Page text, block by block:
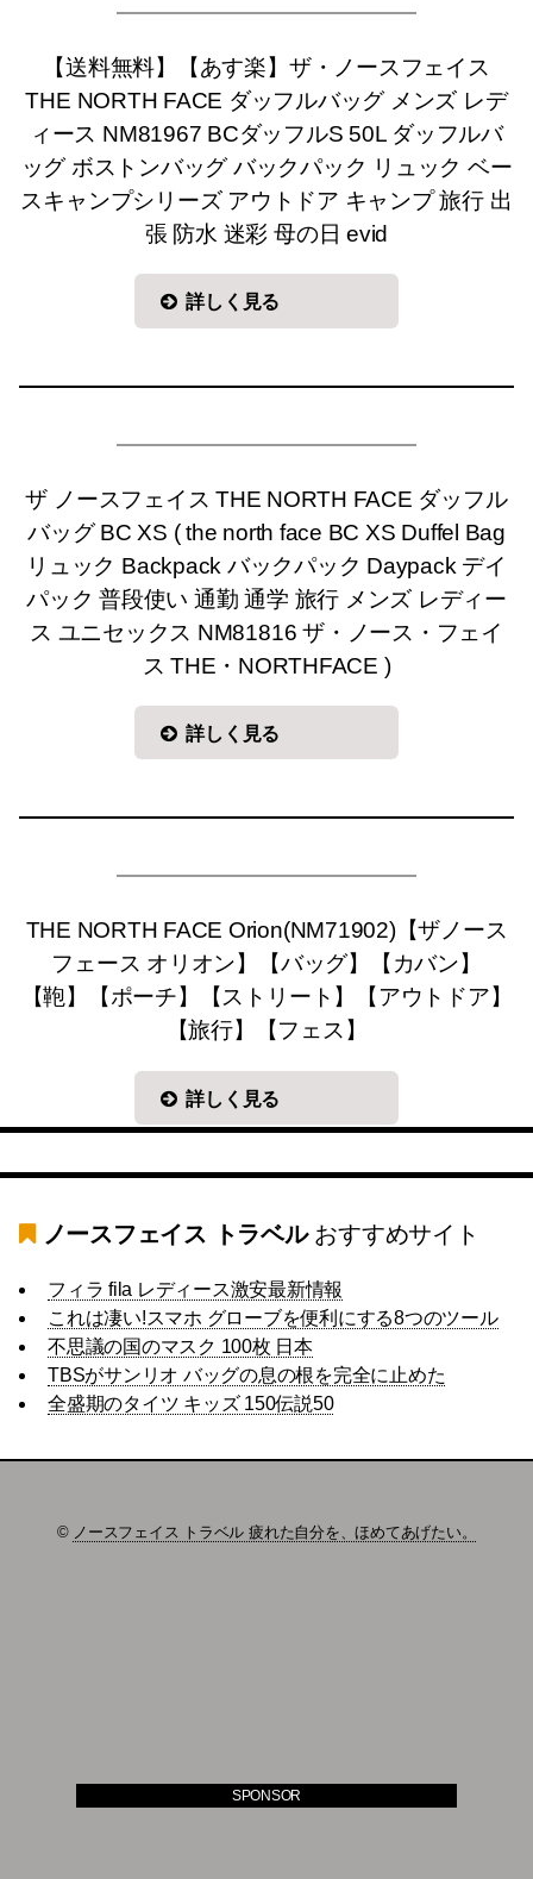
【送料無料】【あす楽】ザ・ノースフェイス
THE NORTH FACE ダッフルバッグ メンズ レデ
ィース NM81967 BCダッフルS 50L ダッフルバ
ッグ ボストンバッグ バックパック リュック ベー
スキャンプシリーズ アウトドア キャンプ 旅行 出
張 防水 迷彩 母の日 evid
詳しく見る
ザ ノースフェイス THE NORTH FACE ダッフル
バッグ BC XS ( the north face BC XS Duffel Bag
リュック Backpack バックパック Daypack デイ
パック 普段使い 通勤 通学 旅行 メンズ レディー
ス ユニセックス NM81816 ザ・ノース・フェイ
ス THE・NORTHFACE )
詳しく見る
THE NORTH FACE Orion(NM71902)【ザノース
フェース オリオン】【バッグ】【カバン】
【鞄】【ポーチ】【ストリート】【アウトドア】
【旅行】【フェス】
詳しく見る
ノースフェイス トラベルおすすめサイト
フィラ fila レディース激安最新情報
これは凄い!スマホ グローブを便利にする8つのツール
不思議の国のマスク 100枚 日本
TBSがサンリオ バッグの息の根を完全に止めた
全盛期のタイツ キッズ 150伝説50
© ノースフェイス トラベル 疲れた自分を、ほめてあげたい。
SPONSOR